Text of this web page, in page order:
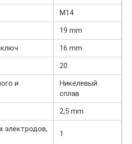
M14
19 mm
16 mm
20
и
Никелевый
сплав
2,5 mm
электродов,
1